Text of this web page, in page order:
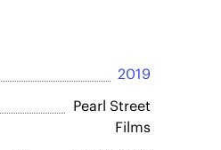
2019
Pearl Street
Films